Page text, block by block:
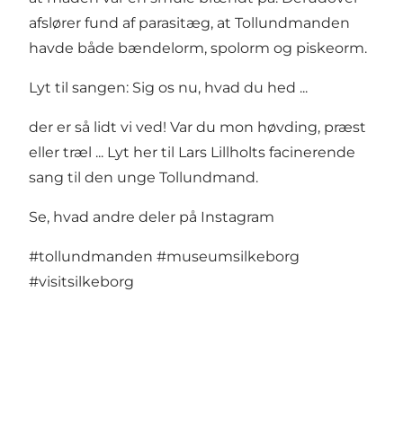
afslører fund af parasitæg, at Tollundmanden
havde både bændelorm, spolorm og piskeorm.
Lyt til sangen: Sig os nu, hvad du hed ...
der er så lidt vi ved! Var du mon høvding, præst
eller træl ... Lyt her til Lars Lillholts facinerende
sang til den unge Tollundmand.
Se, hvad andre deler på Instagram
#tollundmanden #museumsilkeborg
#visitsilkeborg